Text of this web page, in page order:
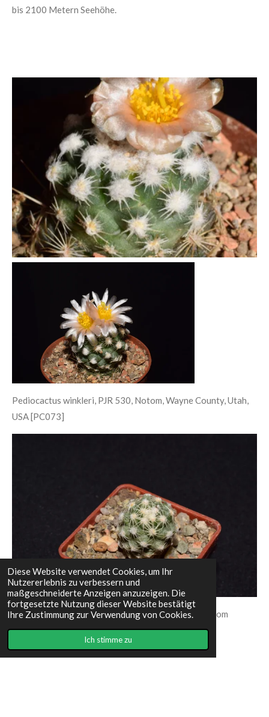
Diese Website verwendet Cookies, um Ihr
Nutzererlebnis zu verbessern und
maßgeschneiderte Anzeigen anzuzeigen. Die
fortgesetzte Nutzung dieser Website bestätigt
Ihre Zustimmung zur Verwendung von Cookies.
Ich stimme zu
bis 2100 Metern Seehöhe.
Pediocactus winkleri, PJR 530, Notom, Wayne County, Utah,
USA [PC073]
Pediocactus winklerii, Klon Nr. 3, Muschelhügel Notom
Dreieck, Utah, USA [PC027] bis -25 Grad